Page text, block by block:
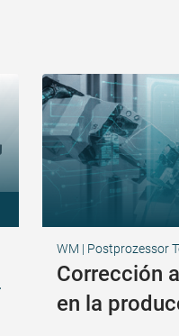
WM | Postprozessor
Corrección
en la